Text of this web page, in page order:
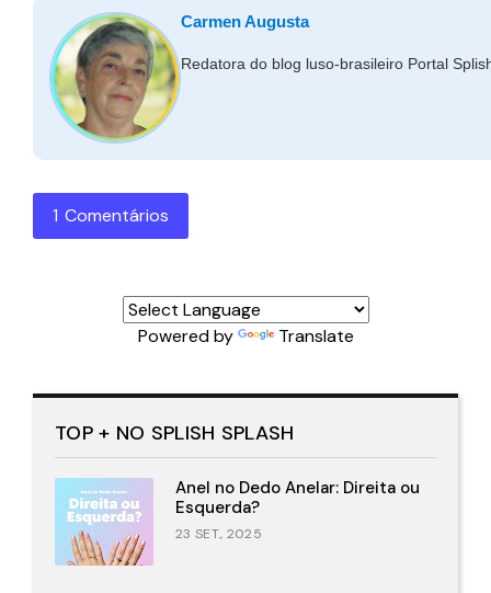
Carmen Augusta
Redatora do blog luso-brasileiro Portal
1 Comentários
Powered by Translate
TOP + NO SPLISH SPLASH
Anel no Dedo Anelar: Direita ou
Esquerda?
23 SET., 2025